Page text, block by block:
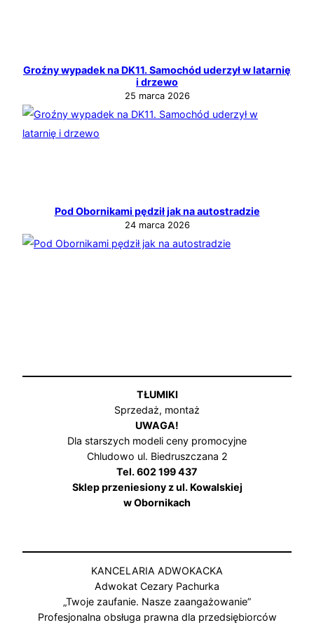
Groźny wypadek na DK11. Samochód uderzył w latarnię
i drzewo
25 marca 2026
Pod Obornikami pędził jak na autostradzie
24 marca 2026
TŁUMIKI
Sprzedaż, montaż
UWAGA!
Dla starszych modeli ceny promocyjne
Chludowo ul. Biedruszczana 2
Tel. 602 199 437
Sklep przeniesiony z ul. Kowalskiej
w Obornikach
KANCELARIA ADWOKACKA
Adwokat Cezary Pachurka
„Twoje zaufanie. Nasze zaangażowanie”
Profesjonalna obsługa prawna dla przedsiębiorców